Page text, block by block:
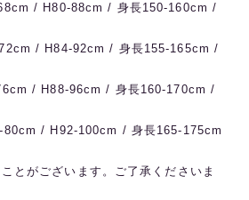
/ H80-88cm / 身長150-160cm /
/ H84-92cm / 身長155-165cm /
/ H88-96cm / 身長160-170cm /
/ H92-100cm / 身長165-175cm
とがございます。ご了承くださいま